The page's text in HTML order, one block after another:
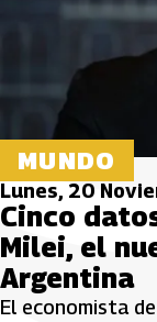
MUNDO
Lunes, 20
Cinco
Milei, el
Argentina
El economista